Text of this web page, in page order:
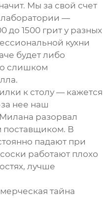
Мы за свой счет
лаборатории —
до 1500 грит у разных
кухни
будет либо
слишком
к столу — кажется
нее наш
разорвал
поставщиком. В
падают при
работают плохо
лучше
тайна